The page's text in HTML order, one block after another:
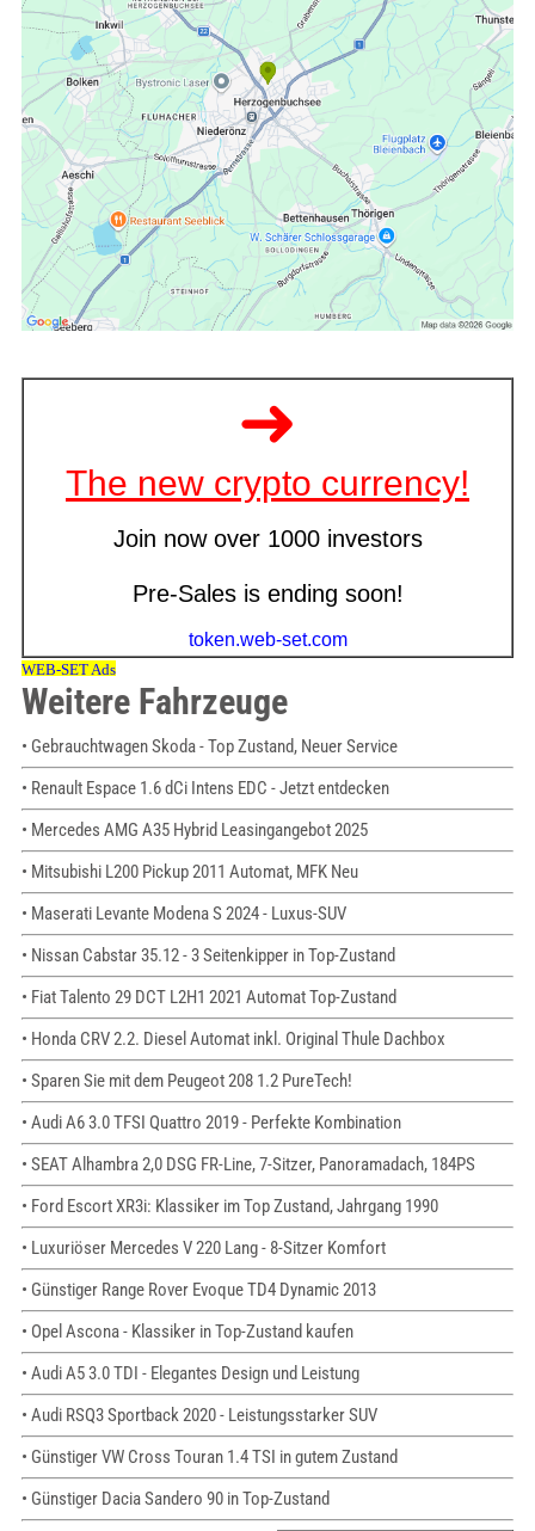
Weitere Fahrzeuge
• Gebrauchtwagen Skoda - Top Zustand, Neuer Service
• Renault Espace 1.6 dCi Intens EDC - Jetzt entdecken
• Mercedes AMG A35 Hybrid Leasingangebot 2025
• Mitsubishi L200 Pickup 2011 Automat, MFK Neu
• Maserati Levante Modena S 2024 - Luxus-SUV
• Nissan Cabstar 35.12 - 3 Seitenkipper in Top-Zustand
• Fiat Talento 29 DCT L2H1 2021 Automat Top-Zustand
• Honda CRV 2.2. Diesel Automat inkl. Original Thule Dachbox
• Sparen Sie mit dem Peugeot 208 1.2 PureTech!
• Audi A6 3.0 TFSI Quattro 2019 - Perfekte Kombination
• SEAT Alhambra 2,0 DSG FR-Line, 7-Sitzer, Panoramadach, 184PS
• Ford Escort XR3i: Klassiker im Top Zustand, Jahrgang 1990
• Luxuriöser Mercedes V 220 Lang - 8-Sitzer Komfort
• Günstiger Range Rover Evoque TD4 Dynamic 2013
• Opel Ascona - Klassiker in Top-Zustand kaufen
• Audi A5 3.0 TDI - Elegantes Design und Leistung
• Audi RSQ3 Sportback 2020 - Leistungsstarker SUV
• Günstiger VW Cross Touran 1.4 TSI in gutem Zustand
• Günstiger Dacia Sandero 90 in Top-Zustand